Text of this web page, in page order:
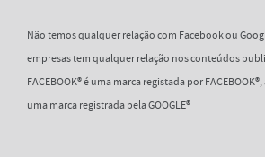
Não temos qualquer relação com Facebook ou
empresas tem qualquer relação nos conteúdos
FACEBOOK® é uma marca registada por
uma marca registrada pela GOOGLE®